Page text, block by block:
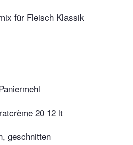
für Fleisch Klassik
20 12 lt
geschnitten